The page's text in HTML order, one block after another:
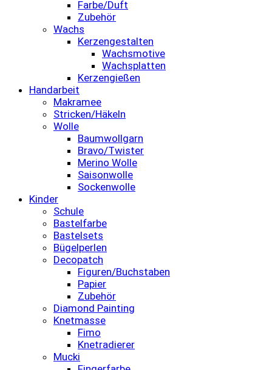
Farbe/Duft
Zubehör
Wachs
Kerzengestalten
Wachsmotive
Wachsplatten
Kerzengießen
Handarbeit
Makramee
Stricken/Häkeln
Wolle
Baumwollgarn
Bravo/Twister
Merino Wolle
Saisonwolle
Sockenwolle
Kinder
Schule
Bastelfarbe
Bastelsets
Bügelperlen
Decopatch
Figuren/Buchstaben
Papier
Zubehör
Diamond Painting
Knetmasse
Fimo
Knetradierer
Mucki